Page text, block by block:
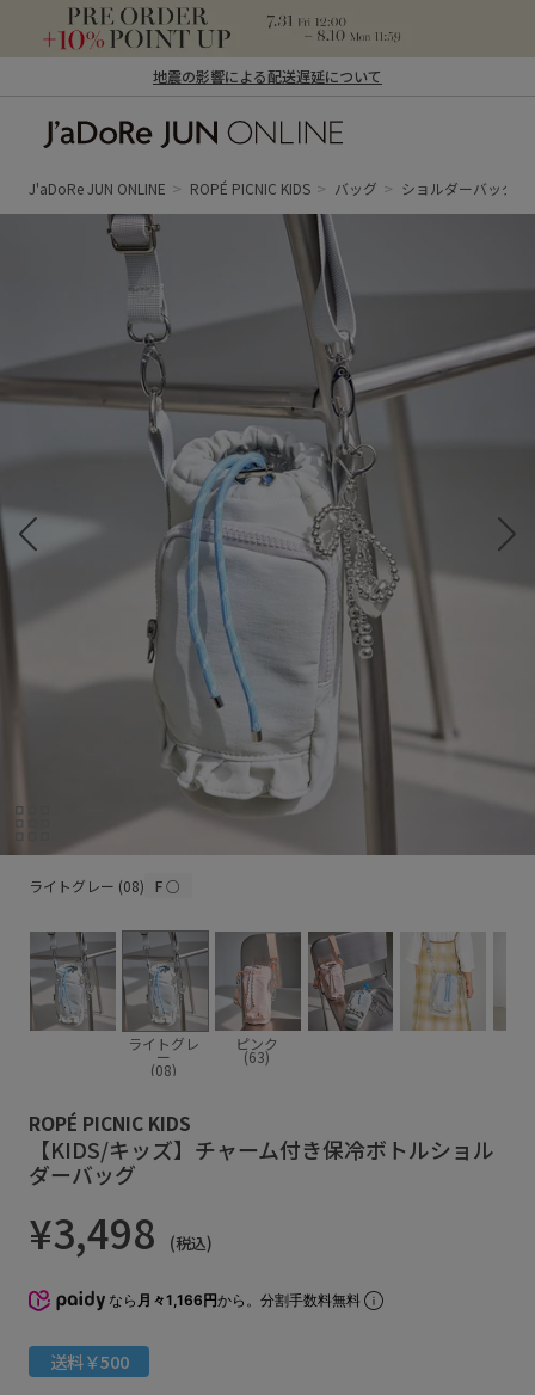
地震の影響による配送遅延について
ン オンライン）
J'aDoRe JUN ONLINE ROPÉ PICNIC KIDS バッグ ショルダーバッグ
ライトグレー (08) F○
ライトグレ
ー
(08)
ピンク
(63)
ROPÉ PICNIC KIDS
【KIDS/キッズ】チャーム付き保冷ボトルショル
ダーバッグ
¥3,498 (税込)
なら 月々1,166円から。分割手数料無料
送料￥500